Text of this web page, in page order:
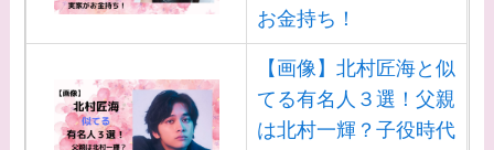
お金持ち！
【画像】北村匠海と似
てる有名人３選！父親
は北村一輝？子役時代